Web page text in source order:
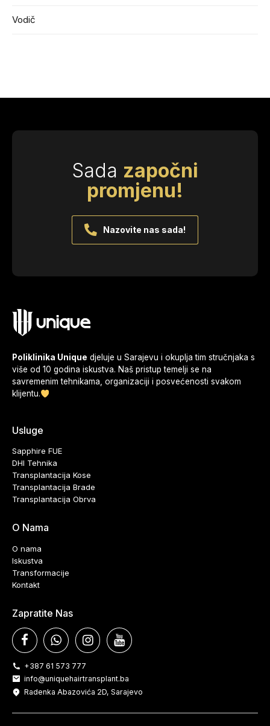
Vodič
Sada započni
promjenu!
Nazovite nas sada!
Poliklinika Unique djeluje u Sarajevu i okuplja tim stručnjaka s
više od 10 godina iskustva. Naš pristup temelji se na
savremenim tehnikama, organizaciji i posvećenosti svakom
klijentu.
Usluge
Sapphire FUE
DHI Tehnika
Transplantacija Kose
Transplantacija Brade
Transplantacija Obrva
O Nama
O nama
Iskustva
Transformacije
Kontakt
Zapratite Nas
+387 61 573 777
info@uniquehairtransplant.ba
Radenka Abazovića 2D, Sarajevo